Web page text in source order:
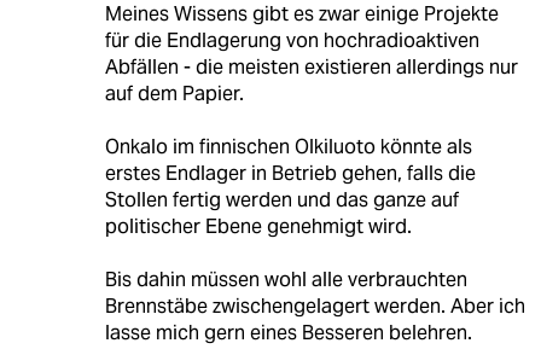
Meines Wissens gibt es zwar einige Projekte
für die Endlagerung von hochradioaktiven
Abfällen - die meisten existieren allerdings nur
auf dem Papier.
Onkalo im finnischen Olkiluoto könnte als
erstes Endlager in Betrieb gehen, falls die
Stollen fertig werden und das ganze auf
politischer Ebene genehmigt wird.
Bis dahin müssen wohl alle verbrauchten
Brennstäbe zwischengelagert werden. Aber ich
lasse mich gern eines Besseren belehren.